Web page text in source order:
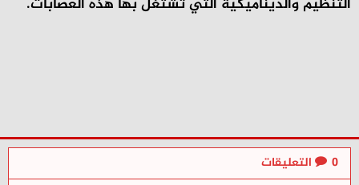
0 التعليقات